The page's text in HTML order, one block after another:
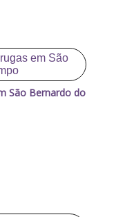
São Bernardo do